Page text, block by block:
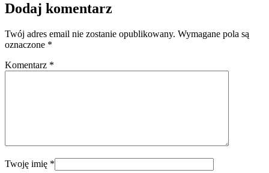
Dodaj komentarz
Twój adres email nie zostanie opublikowany. Wymagane pola są
oznaczone *
Komentarz *
Twoję imię *